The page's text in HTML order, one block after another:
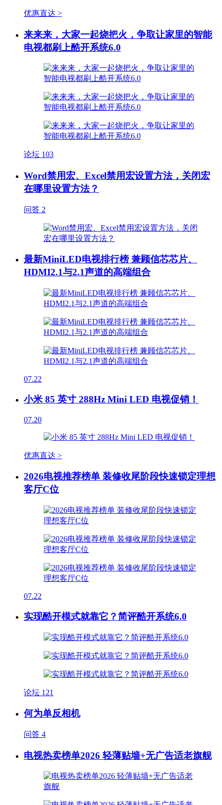
优惠直达 >
来来来，大家一起烧把火，争取让家里的智能
电视都刷上酷开系统6.0
论坛 103
Word禁用宏、Excel禁用宏设置方法，关闭宏
在哪里设置方法？
问答 2
最新MiniLED电视排行榜 兼顾信芯芯片、
HDMI2.1与2.1声道的高端组合
07.22
小米 85 英寸 288Hz Mini LED 电视促销！
07.20
优惠直达 >
2026电视推荐榜单 装修收尾阶段快速锁定理想
客厅C位
07.22
实现酷开模式就靠它？简评酷开系统6.0
论坛 121
何为单反相机
问答 4
电视热卖榜单2026 轻薄贴墙+无广告适老旗舰